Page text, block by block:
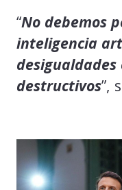
“No debemos
inteligencia
destructivos”,